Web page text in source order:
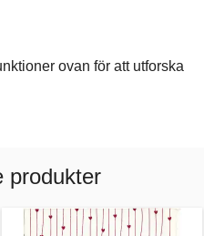
ovan för att utforska
produkter